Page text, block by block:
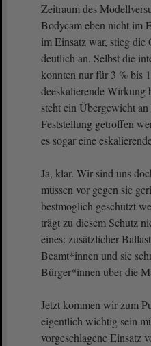
Zeitraum des
Bodycam eben nicht im
im Einsatz war, stieg die
deutlich an. Selbst die
konnten nur für 3 % bis
deeskalierende Wirkung
steht ein Übergewicht
Feststellung getroffen
es sogar eine
Ja, klar. Wir sind uns
müssen vor gegen sie
bestmöglich geschützt
trägt zu diesem Schutz
eines: zusätzlicher
Beamt*innen und sie
Bürger*innen über die
Jetzt kommen wir zum
eigentlich wichtig sein
vorgeschlagene Einsatz